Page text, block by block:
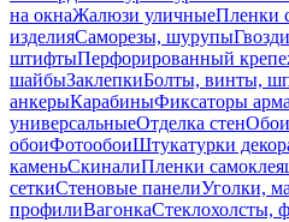
на окнаЖалюзи уличныеПленки
изделияСаморезы, шурупыГвозди
штифтыПерфорированный
шайбыЗаклепкиБолты, винты,
анкерыКарабиныФиксаторы
универсальныеОтделка стенОбои
обоиФотообоиШтукатурки
каменьСкиналиПленки
сеткиСтеновые панелиУголки,
профилиВагонкаСтеклохолсты,